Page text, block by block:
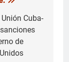
Cuba-
de